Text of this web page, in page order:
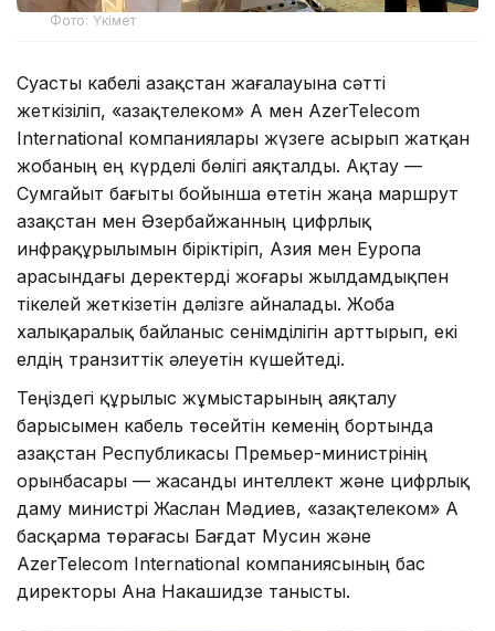
Фото: Үкімет
Суасты кабелі Қазақстан жағалауына сәтті
жеткізіліп, «Қазақтелеком» АҚ мен AzerTelecom
International компаниялары жүзеге асырып жатқан
жобаның ең күрделі бөлігі аяқталды. Ақтау —
Сумгайыт бағыты бойынша өтетін жаңа маршрут
Қазақстан мен Әзербайжанның цифрлық
инфрақұрылымын біріктіріп, Азия мен Еуропа
арасындағы деректерді жоғары жылдамдықпен
тікелей жеткізетін дәлізге айналады. Жоба
халықаралық байланыс сенімділігін арттырып, екі
елдің транзиттік әлеуетін күшейтеді.
Теңіздегі құрылыс жұмыстарының аяқталу
барысымен кабель төсейтін кеменің бортында
Қазақстан Республикасы Премьер-министрінің
орынбасары — жасанды интеллект және цифрлық
даму министрі Жаслан Мәдиев, «Қазақтелеком» АҚ
басқарма төрағасы Бағдат Мусин және
AzerTelecom International компаниясының бас
директоры Ана Накашидзе танысты.